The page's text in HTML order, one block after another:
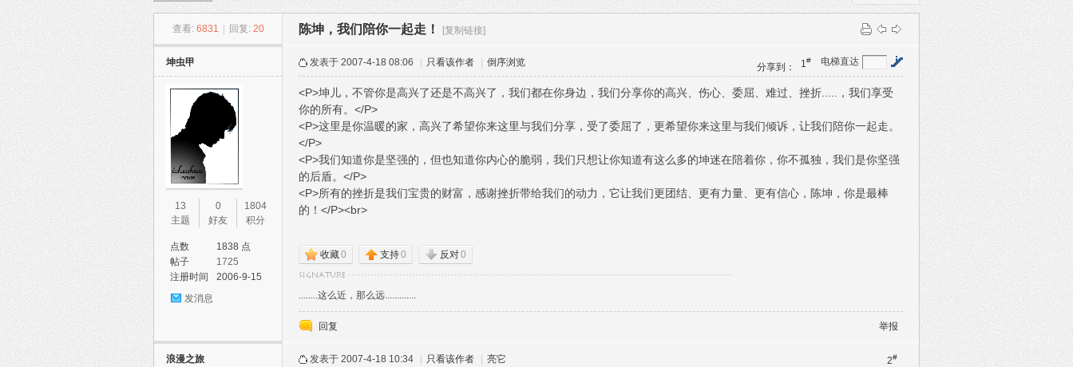
› ›
查看: 6831 回复: 20 陈坤，我们陪你一起走！ [复制链接]
坤虫甲
13
主题
0
好友
1804
积分
点数
1838 点
帖子
1725
注册时间
2006-9-15
发消息
电梯直达
1#
发表于 2007-4-18 08:06 只看该作者 倒序浏览 分享到：
<P>坤儿，不管你是高兴了还是不高兴了，我们都在你身边，我们分享你的高兴、伤心、委屈、难过、挫折.....，我们享受
你的所有。</P>
<P>这里是你温暖的家，高兴了希望你来这里与我们分享，受了委屈了，更希望你来这里与我们倾诉，让我们陪你一起走。
</P>
<P>我们知道你是坚强的，但也知道你内心的脆弱，我们只想让你知道有这么多的坤迷在陪着你，你不孤独，我们是你坚强
的后盾。</P>
<P>所有的挫折是我们宝贵的财富，感谢挫折带给我们的动力，它让我们更团结、更有力量、更有信心，陈坤，你是最棒
的！</P><br>
收藏0 支持0 反对0
........这么近，那么远.............
回复 举报
浪漫之旅 2#
发表于 2007-4-18 10:34 只看该作者 亮它